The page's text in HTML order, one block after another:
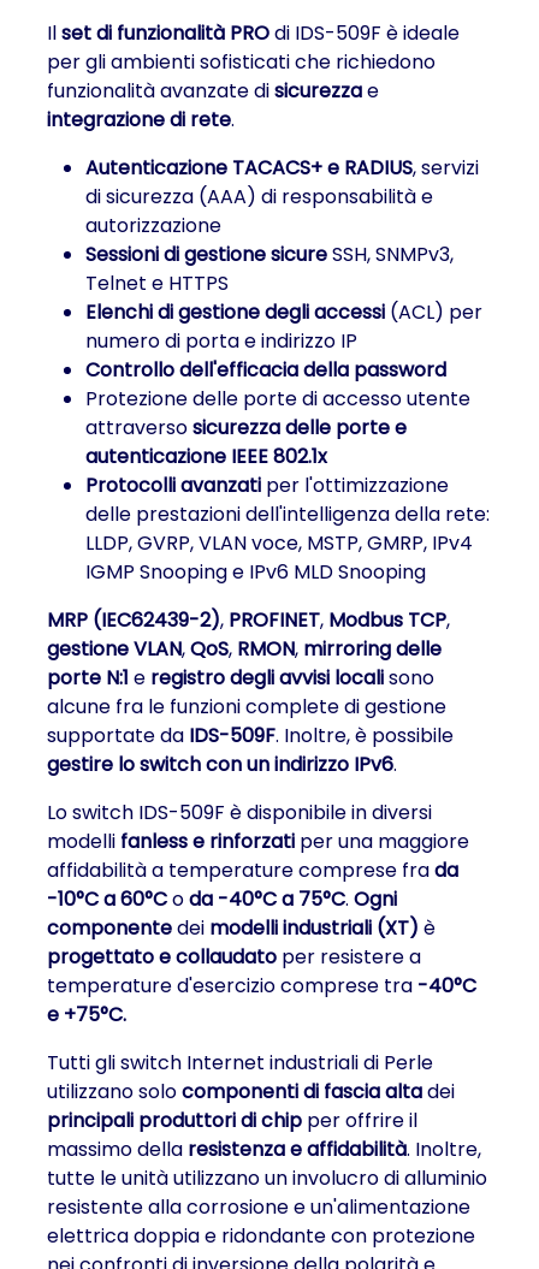
Ilset di funzionalità PROdi IDS-509F è ideale
per gli ambienti sofisticati che richiedono
funzionalità avanzate disicurezzae
integrazione di rete.
Autenticazione TACACS+ e RADIUS, servizi
di sicurezza (AAA) di responsabilità e
autorizzazione
Sessioni di gestione sicureSSH, SNMPv3,
Telnet e HTTPS
Elenchi di gestione degli accessi (ACL) per
numero di porta e indirizzo IP
Controllo dell'efficacia della password
Protezione delle porte di accesso utente
attraversosicurezza delle porte e
autenticazione IEEE 802.1x
Protocolli avanzati per l'ottimizzazione
delle prestazioni dell'intelligenza della rete:
LLDP, GVRP, VLAN voce, MSTP, GMRP, IPv4
IGMP Snooping e IPv6 MLD Snooping
MRP (IEC62439-2), PROFINET, Modbus TCP,
gestione VLAN,QoS, RMON, mirroring delle
porte N:1 e registro degli avvisi localisono
alcune fra le funzioni complete di gestione
supportate da IDS-509F. Inoltre, è possibile
gestire lo switch con un indirizzo IPv6.
Lo switch IDS-509F è disponibile in diversi
modelli fanless e rinforzati per una maggiore
affidabilità a temperature comprese frada
-10°C a 60°Coda -40°C a 75°C. Ogni
componentedei modelli industriali (XT) è
progettato e collaudato per resistere a
temperature d'esercizio comprese tra -40°C
e +75°C.
Tutti gli switch Internet industriali di Perle
utilizzano solocomponenti di fascia altadei
principali produttori di chip per offrire il
massimo della resistenza e affidabilità. Inoltre,
tutte le unità utilizzano un involucro di alluminio
resistente alla corrosione e un'alimentazione
elettrica doppia e ridondante con protezione